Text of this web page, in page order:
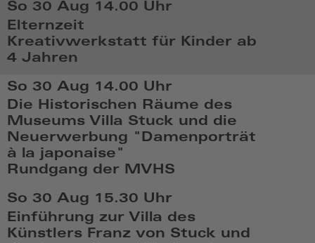
Aug
26
2026,
17:08
So 30 Aug 14.00 Uhr
Elternzeit
Kreativwerkstatt für Kinder ab
4 Jahren
Aug
30
2026,
14:08
So 30 Aug 14.00 Uhr
Die Historischen Räume des
Museums Villa Stuck und die
Neuerwerbung "Damenporträt
à la japonaise"
Rundgang der MVHS
Aug
30
2026,
So 30 Aug 15.30 Uhr
Einführung zur Villa des
Künstlers Franz von Stuck und